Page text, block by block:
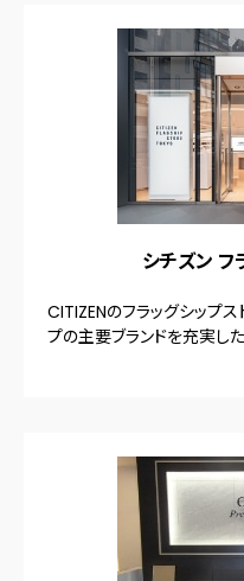
シチズン フ
CITIZENのフラッグシップス
プの主要ブランドを充実し